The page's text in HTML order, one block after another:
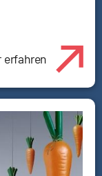
erfahren